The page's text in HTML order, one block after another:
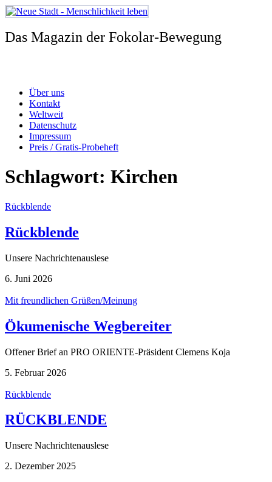
Zum
Inhalt
springen
Das Magazin der Fokolar-Bewegung
Über uns
Kontakt
Weltweit
Datenschutz
Impressum
Preis / Gratis-Probeheft
Schlagwort: Kirchen
Rückblende
Rückblende
Unsere Nachrichtenauslese
6. Juni 2026
Mit freundlichen Grüßen/Meinung
Ökumenische Wegbereiter
Offener Brief an PRO ORIENTE-Präsident Clemens Koja
5. Februar 2026
Rückblende
RÜCKBLENDE
Unsere Nachrichtenauslese
2. Dezember 2025